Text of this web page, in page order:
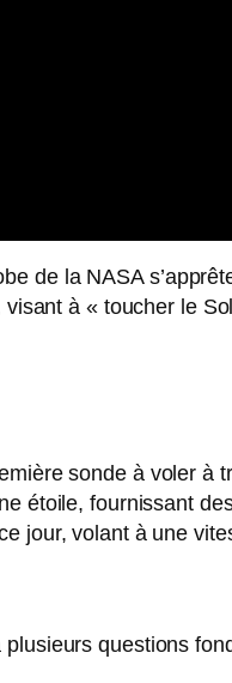
de la NASA
à « toucher le
sonde à voler à
étoile, fournissant
jour, volant à une
questions